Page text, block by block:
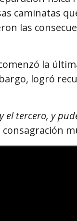
caminatas
las
la
logró
el tercero, y